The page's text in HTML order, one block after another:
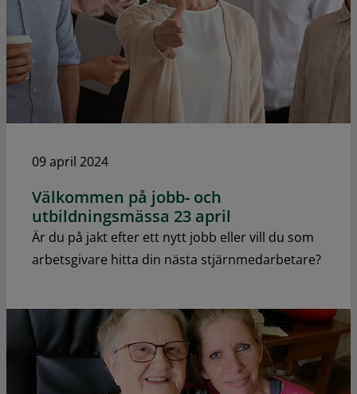
09 april 2024
Välkommen på jobb- och
utbildningsmässa 23 april
Är du på jakt efter ett nytt jobb eller vill du som
arbetsgivare hitta din nästa stjärnmedarbetare?